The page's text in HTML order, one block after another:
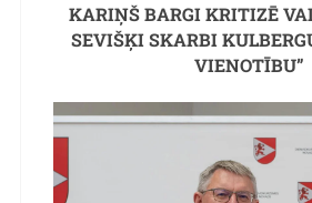
KARIŅŠ BARGI KRITIZĒ
SEVIŠĶI SKARBI
VIENOTĪBU”